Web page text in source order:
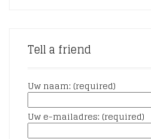
Tell a friend
Uw naam: (required)
Uw e-mailadres: (required)